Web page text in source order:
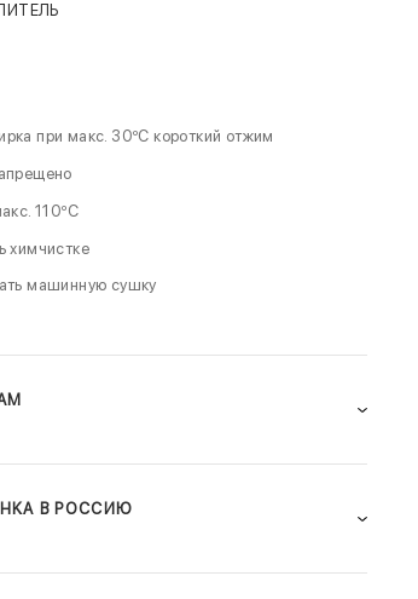
при макс. 30ºC короткий отжим
110ºC
химчистке
машинную сушку
В РОССИЮ